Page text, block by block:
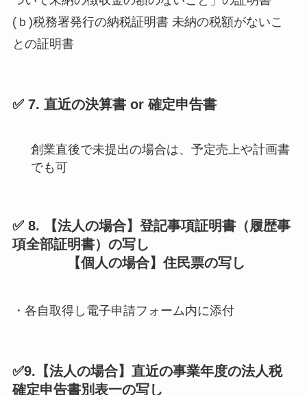
(ｂ)税務署発行の納税証明書 未納の税額がないこ
との証明書
✅ 7. 直近の決算書 or 確定申告書
創業直後で未提出の場合は、予定売上や計画書
でも可
✅ 8. 【法人の場合】登記事項証明書（履歴事
項全部証明書）の写し
【個人の場合】住民票の写し
・各自取得し電子申請フォーム内に添付
✅9.【法人の場合】直近の事業年度の法人税
確定申告書別表一の写し